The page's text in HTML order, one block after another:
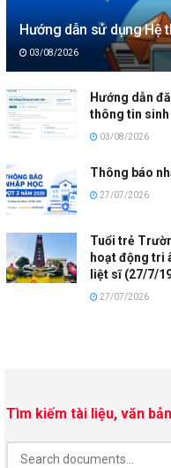
Hướng dẫn sử dụng Hệ
03/08/2026
Hướng dẫn
thông tin sinh
03/08/2026
Thông báo
27/07/2026
Tuổi trẻ
hoạt động tri
liệt sĩ (27/7/
27/07/2026
Tìm kiếm tài liệu, văn bản